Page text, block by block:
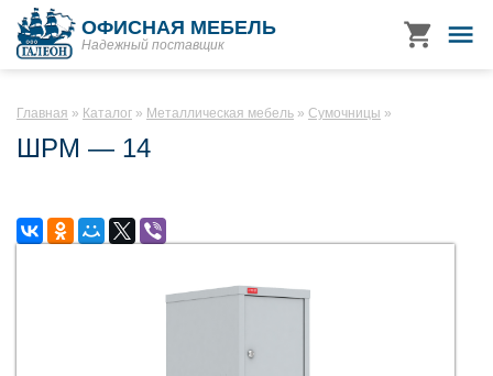
ОФИСНАЯ МЕБЕЛЬ
Надежный поставщик
Главная Каталог Металлическая мебель Сумочницы
ШРМ — 14